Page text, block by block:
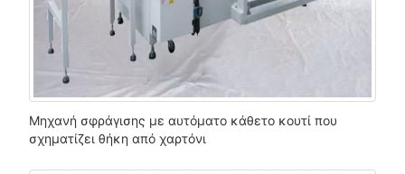
Μηχανή σφράγισης με αυτόματο κάθετο κουτί που
σχηματίζει θήκη από χαρτόνι